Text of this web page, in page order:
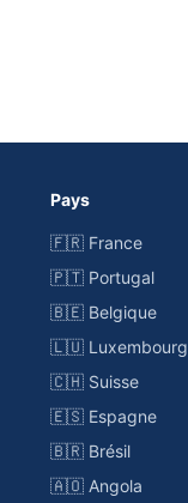
Pays
🇫🇷 France
🇵🇹 Portugal
🇧🇪 Belgique
🇱🇺 Luxembourg
🇨🇭 Suisse
🇪🇸 Espagne
🇧🇷 Brésil
🇦🇴 Angola